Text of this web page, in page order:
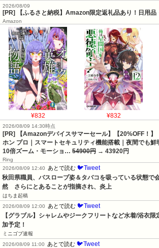
2026/08/09
[PR] 【ふるさと納税】Amazon限定返礼品あり！日用品
Amazon
¥832 ¥832
2026/08/09 14:30時点
[PR] 【Amazonデバイスサマーセール】【20%OFF！】
ホン プロ｜スマートセキュリティ機能搭載｜夜間でも鮮
10倍ズーム・モーショ… 54900円 → 43920円
Ring
2026/08/09 12:40
あとで読む 🐦Tweet
秋田県職員、バスローブ姿＆タバコを吸っている状態で
然　さらにとあることが指摘され、炎上
はちま起稿
2026/08/09 12:00
あとで読む 🐦Tweet
【グラブル】シャレムやジークフリートなど水着/浴衣
加予定！
ミニゴブ速報
2026/08/09 11:00
あとで読む 🐦Tweet